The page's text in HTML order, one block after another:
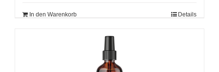
In den Warenkorb Details